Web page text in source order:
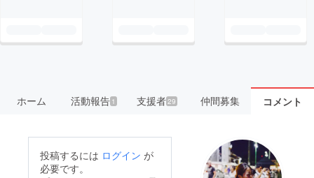
ホーム 活動報告1 支援者 29 仲間募集 コメント
投稿するには ログイン が
必要です。